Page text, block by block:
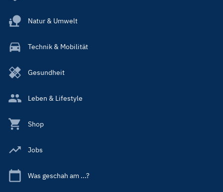
Natur & Umwelt
Technik & Mobilität
Gesundheit
Leben & Lifestyle
Shop
Jobs
Was geschah am ...?